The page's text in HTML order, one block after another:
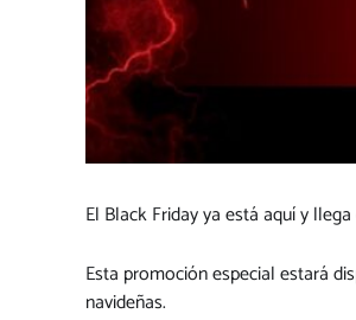
El Black Friday ya está aquí y
Esta promoción especial estará
navideñas.